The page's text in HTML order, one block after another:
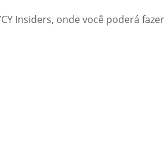
Insiders, onde você poderá fazer